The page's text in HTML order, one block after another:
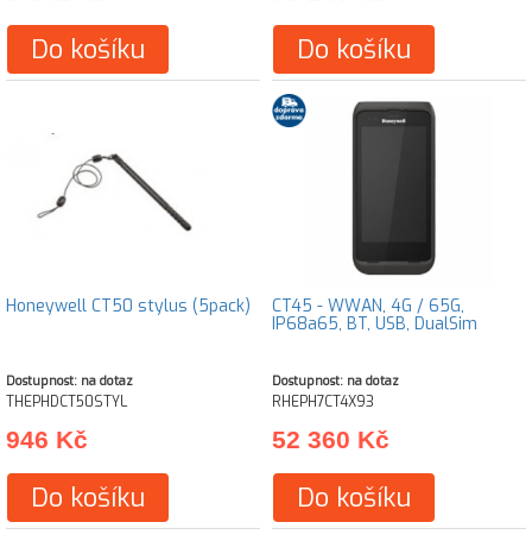
Do košíku Do košíku
Honeywell CT50 stylus (5pack)
Dostupnost: na dotaz
THEPHDCT50STYL
946 Kč
Do košíku
CT45 - WWAN, 4G / 65G,
IP68a65, BT, USB, DualSim
Dostupnost: na dotaz
RHEPH7CT4X93
52 360 Kč
Do košíku